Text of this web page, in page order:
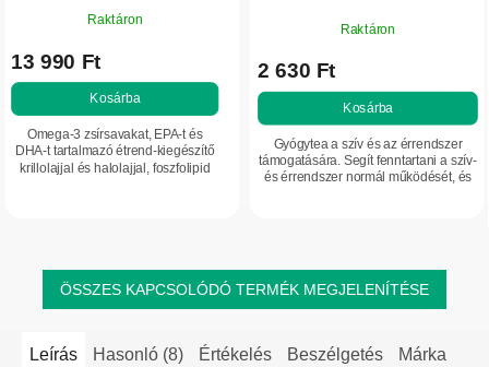
Raktáron
13 990 Ft
Kosárba
Omega-3 zsírsavakat, EPA-t és
DHA-t tartalmazó étrend-kiegészítő
krillolajjal és halolajjal, foszfolipid
Raktáron
2 630 Ft
Kosárba
Gyógytea a szív és az érrendszer
támogatására. Segít fenntartani a szív-
és érrendszer normál működését, és
ÖSSZES KAPCSOLÓDÓ TERMÉK MEGJELENÍTÉSE
Leírás Hasonló (8) Értékelés Beszélgetés Márka